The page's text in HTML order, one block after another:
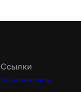
Ссылки
Наши реквизиты